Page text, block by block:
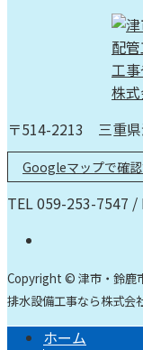
〒514-2213 三重県
Googleマップで確
TEL 059-253-7547 /
Copyright © 津市・鈴鹿
排水設備工事なら株式
ホーム